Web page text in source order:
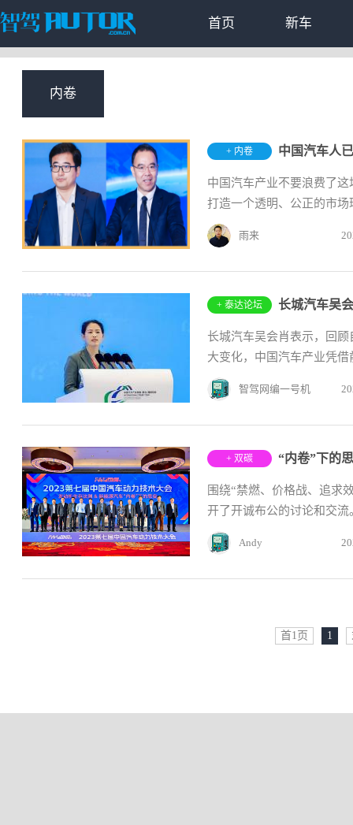
首页 新车
内卷
+ 内卷 中国汽车人
中国汽车产业不要浪费了
打造一个透明、公正的市
雨来
+ 泰达论坛 长城汽车吴
长城汽车吴会肖表示，回
大变化，中国汽车产业凭
智驾网编一号机
+ 双碳 “内卷”下的
围绕“禁燃、价格战、追求
开了开诚布公的讨论和交流
Andy
首1页 1